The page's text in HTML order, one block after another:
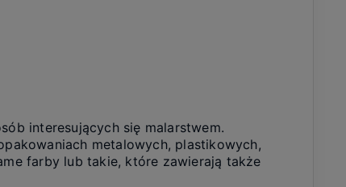
interesujących się malarstwem.
metalowych, plastikowych,
farby lub takie, które zawierają także